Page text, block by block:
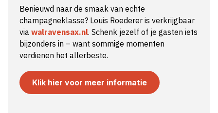
Benieuwd naar de smaak van echte
champagneklasse? Louis Roederer is verkrijgbaar
via walravensax.nl. Schenk jezelf of je gasten iets
bijzonders in – want sommige momenten
verdienen het allerbeste.
Klik hier voor meer informatie